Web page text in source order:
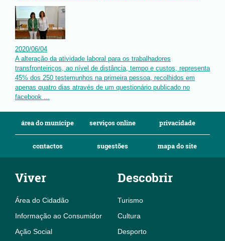
2020/06/04
A alteração da atividade laboral para os trabalhadores
transfronteiriços, ao nível de distância, tempo e custos, representa
45% dos 250 testemunhos na primeira pessoa, recolhidos em
apenas quatro dias através de um questionário publicado no
facebook ...
área do munícipe serviços online privacidade
contactos sugestões mapa do site
Viver
Área do Cidadão
Informação ao Consumidor
Ação Social
Descobrir
Turismo
Cultura
Desporto